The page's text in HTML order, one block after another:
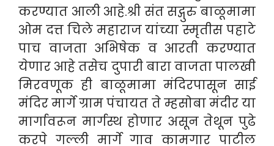
करण्यात आली आहे.श्री संत सद्गुरु बाळूमामा
ओम दत्त चिले महाराज यांच्या स्मृतीस पहाटे
पाच वाजता अभिषेक व आरती करण्यात
येणार आहे तसेच दुपारी बारा वाजता पालखी
मिरवणूक ही बाळूमामा मंदिरपासून साई
मंदिर मार्गे ग्राम पंचायत ते म्हसोबा मंदीर या
मार्गावरून मार्गस्थ होणार असून तेथून पुढे
करपे गल्ली मार्गे गाव कामगार पाटील